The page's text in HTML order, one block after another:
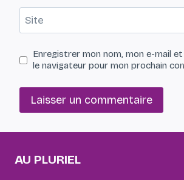
Site
Enregistrer mon nom, mon e-mail
le navigateur pour mon prochain
AU PLURIEL